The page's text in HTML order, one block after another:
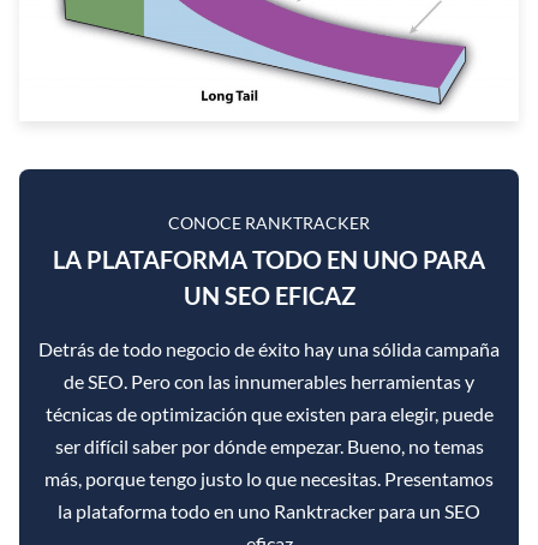
CONOCE RANKTRACKER
LA PLATAFORMA TODO EN UNO PARA
UN SEO EFICAZ
Detrás de todo negocio de éxito hay una sólida campaña
de SEO. Pero con las innumerables herramientas y
técnicas de optimización que existen para elegir, puede
ser difícil saber por dónde empezar. Bueno, no temas
más, porque tengo justo lo que necesitas. Presentamos
la plataforma todo en uno Ranktracker para un SEO